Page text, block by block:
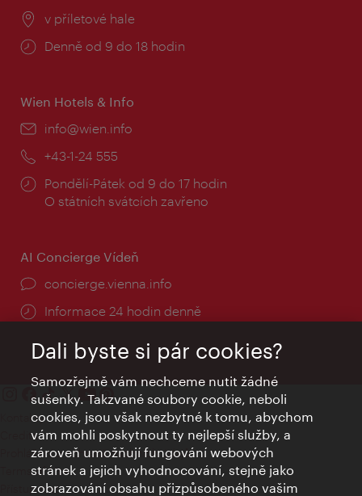
Místo:
v příletové hale
Provozní
Denně od 9 do 18 hodin
Wien Hotels & Info
E-
info@wien.info
Telefon:
+43-1-24 555
Provozní
doba:
Pondělí-Pátek od 9 do 17 hodin
O státních svátcích zavřeno
AI Concierge Vídeň
concierge.vienna.info
Informace 24 hodin denně
Kontakty
Credits
Prohlášení o ochraně osobních údajů
Terms of Use
Přístupnost
Dali byste si pár cookies?
Samozřejmě vám nechceme nutit žádné
sušenky. Takzvané soubory cookie, neboli
cookies, jsou však nezbytné k tomu, abychom
vám mohli poskytnout ty nejlepší služby, a
zároveň umožňují fungování webových
stránek a jejich vyhodnocování, stejně jako
zobrazování obsahu přizpůsobeného vašim